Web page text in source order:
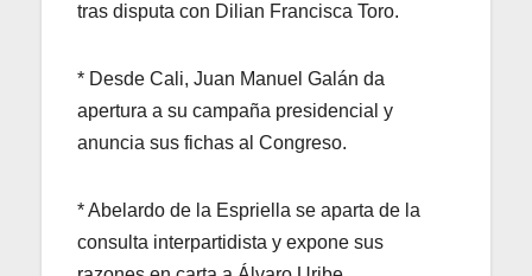
tras disputa con Dilian Francisca Toro.
* Desde Cali, Juan Manuel Galán da
apertura a su campaña presidencial y
anuncia sus fichas al Congreso.
* Abelardo de la Espriella se aparta de la
consulta interpartidista y expone sus